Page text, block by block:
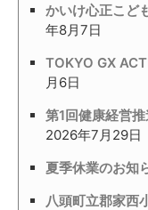
かいけ心正こど
年8月7日
TOKYO GX
月6日
第1回健康経営
2026年7月29日
夏季休業のお知
八頭町立郡家西